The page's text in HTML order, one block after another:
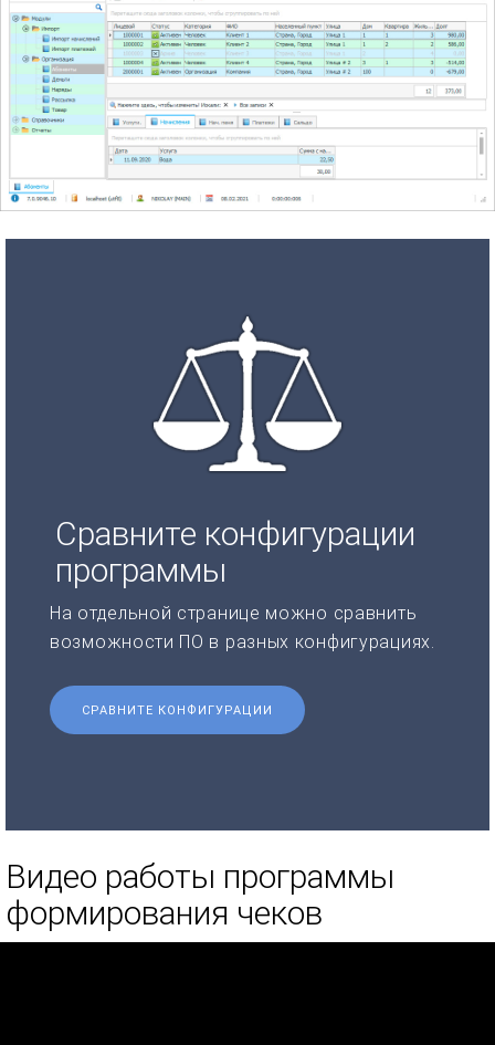
Сравните конфигурации
программы
На отдельной странице можно сравнить
возможности ПО в разных конфигурациях.
СРАВНИТЕ КОНФИГУРАЦИИ
Видео работы программы
формирования чеков